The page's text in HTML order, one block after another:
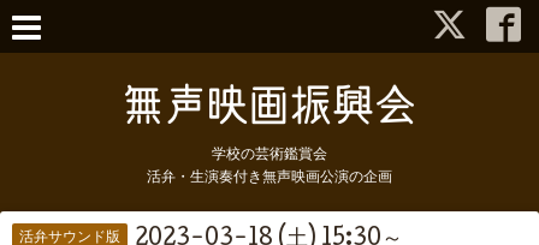
学校の芸術鑑賞会
活弁・生演奏付き無声映画公演の企画
活弁サウンド版 2023-03-18 (土) 15:30～